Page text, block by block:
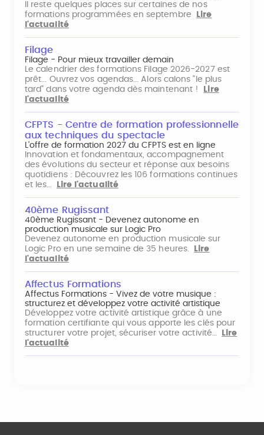
Il reste quelques places sur certaines de nos
formations programmées en septembre
Lire
l'actualité
Filage
Filage - Pour mieux travailler demain
Le calendrier des formations Filage 2026-2027 est
prêt... Ouvrez vos agendas... Alors calons "le plus
tard" dans votre agenda dès maintenant !
Lire
l'actualité
CFPTS - Centre de formation professionnelle
aux techniques du spectacle
L’offre de formation 2027 du CFPTS est en ligne
Innovation et fondamentaux, accompagnement
des évolutions du secteur et réponse aux besoins
quotidiens : Découvrez les 106 formations continues
et les…
Lire l'actualité
40ème Rugissant
40ème Rugissant - Devenez autonome en
production musicale sur Logic Pro
Devenez autonome en production musicale sur
Logic Pro en une semaine de 35 heures.
Lire
l'actualité
Affectus Formations
Affectus Formations - Vivez de votre musique :
structurez et développez votre activité artistique
Développez votre activité artistique grâce à une
formation certifiante qui vous apporte les clés pour
structurer votre projet, sécuriser votre activité…
Lire
l'actualité